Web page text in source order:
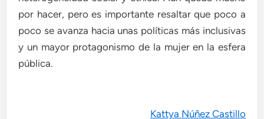
por hacer, pero es importante resaltar que poco a
poco se avanza hacia unas políticas más inclusivas
y un mayor protagonismo de la mujer en la esfera
pública.
Kattya Núñez Castillo